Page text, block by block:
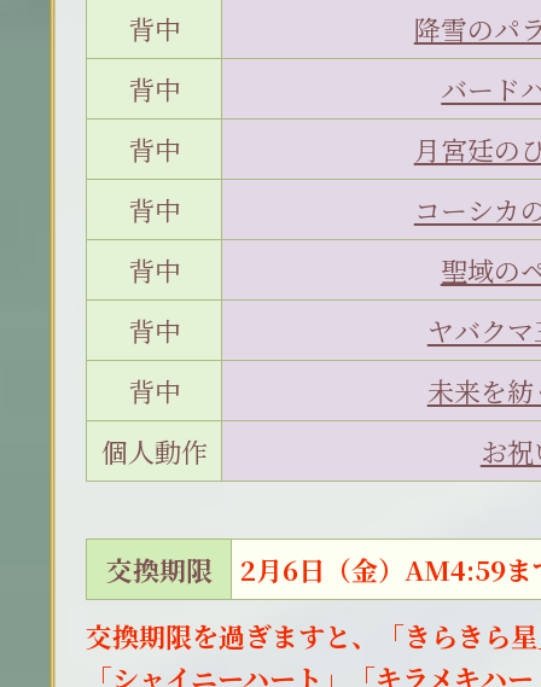
背中
降雪のパ
背中
バード
背中
月宮廷の
背中
コーシカ
背中
聖域の
背中
ヤバク
背中
未来を
個人動作
お
交換期限
2月6日（金）AM4:59ま
交換期限を過ぎますと、「きらきら
「シャイニーハート」「キラメキハ